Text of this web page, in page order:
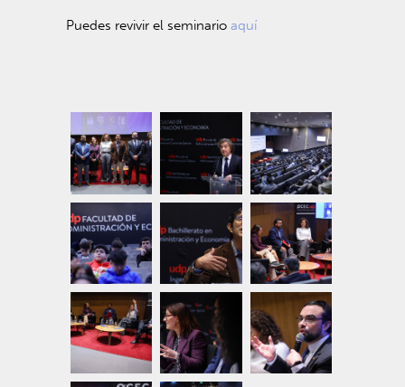
Puedes revivir el seminarioaquí